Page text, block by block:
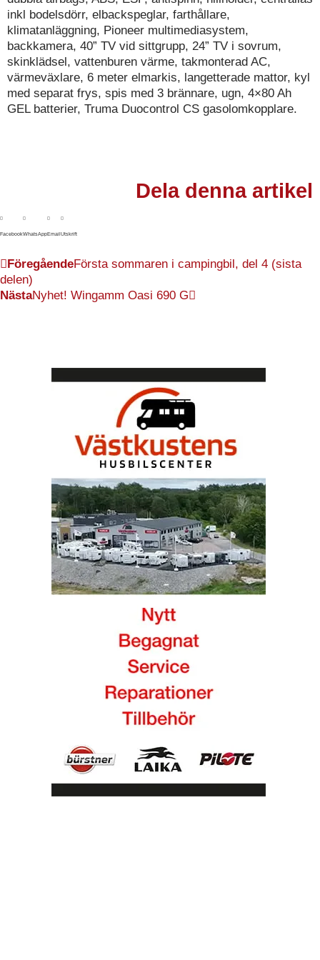
inkl bodelsdörr, elbackspeglar, farthållare,
klimatanläggning, Pioneer multimediasystem,
backkamera, 40” TV vid sittgrupp, 24” TV i sovrum,
skinklädsel, vattenburen värme, takmonterad AC,
värmeväxlare, 6 meter elmarkis, langetterade mattor, kyl
med separat frys, spis med 3 brännare, ugn, 4×80 Ah
GEL batterier, Truma Duocontrol CS gasolomkopplare.
Dela denna artikel
FacebookWhatsAppEmail Utskrift
FöregåendeFörsta sommaren i campingbil, del 4 (sista
delen)
NästaNyhet! Wingamm Oasi 690 G